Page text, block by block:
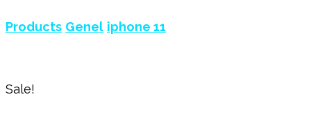
Products Genel iphone 11
Sale!